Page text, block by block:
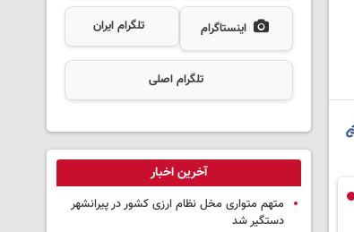
اینستاگرام تلگرام ایران
تلگرام اصلی
آخرین اخبار
متهم متواری مخل نظام ارزی کشور در پیرانشهر
دستگیر شد